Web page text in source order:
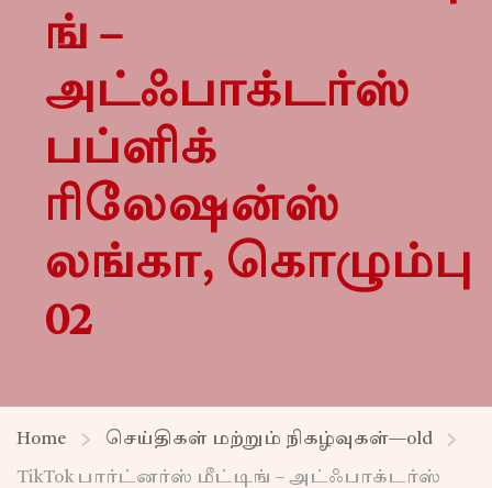
ங் –
அட்ஃபாக்டர்ஸ்
பப்ளிக்
ரிலேஷன்ஸ்
லங்கா, கொழும்பு
02
Home செய்திகள் மற்றும் நிகழ்வுகள்—old
TikTok பார்ட்னர்ஸ் மீட்டிங் – அட்ஃபாக்டர்ஸ்